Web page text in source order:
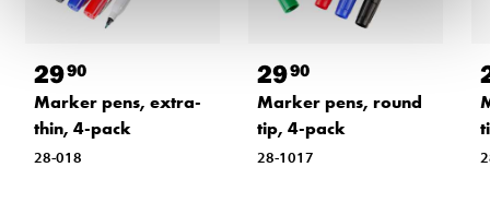
2990
Marker pens, extra-
thin, 4-pack
28-018
2990
Marker pens, round
tip, 4-pack
28-1017